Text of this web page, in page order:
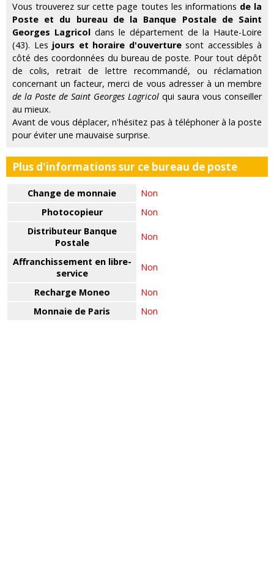
Vous trouverez sur cette page toutes les informations de la
Poste et du bureau de la Banque Postale de Saint
Georges Lagricol dans le département de la Haute-Loire
(43). Les jours et horaire d'ouverturesont accessibles à
côté des coordonnées du bureau de poste. Pour tout dépôt
de colis, retrait de lettre recommandé, ou réclamation
concernant un facteur, merci de vous adresser à un membre
de la Poste de Saint Georges Lagricol qui saura vous conseiller
au mieux.
Avant de vous déplacer, n'hésitez pas à téléphoner à la poste
pour éviter une mauvaise surprise.
Plus d'informations sur ce bureau de poste
Change de monnaie
Non
Photocopieur
Non
Distributeur Banque
Postale
Non
Affranchissement en libre-
service
Non
Recharge Moneo
Non
Monnaie de Paris
Non